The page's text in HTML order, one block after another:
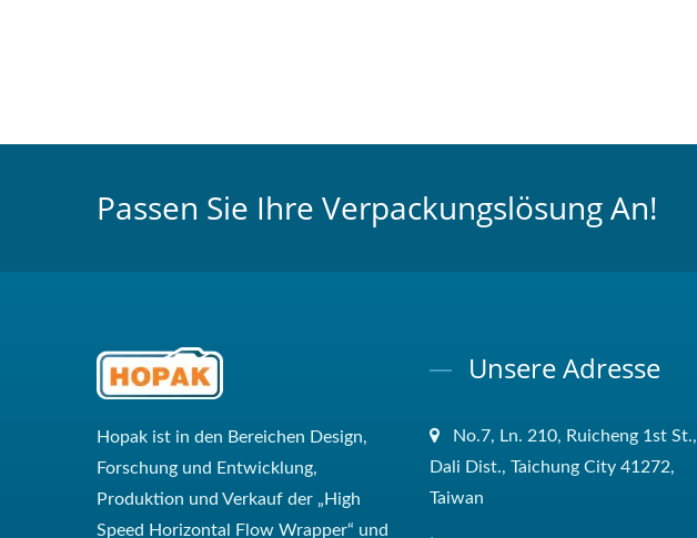
Passen Sie Ihre Verpackungslösung An!
Hopak ist in den Bereichen Design,
Forschung und Entwicklung,
Produktion und Verkauf der „High
Speed ​​Horizontal Flow Wrapper“ und
Unsere Adresse
No.7, Ln. 210, Ruicheng 1st St.,
Dali Dist., Taichung City 41272,
Taiwan